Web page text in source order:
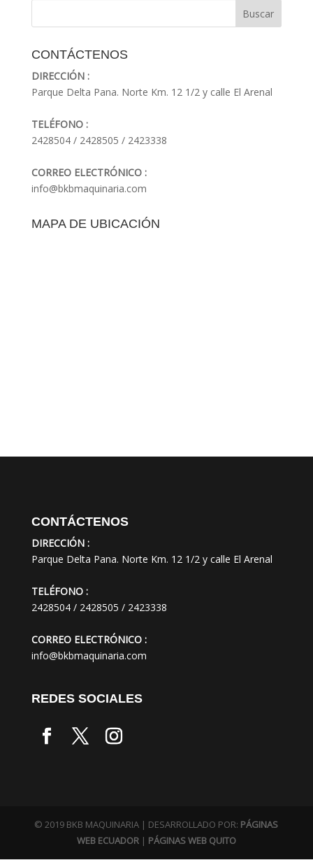
CONTÁCTENOS
DIRECCIÓN :
Parque Delta Pana. Norte Km. 12 1/2 y calle El Arenal
TELÉFONO :
2428504 / 2428505 / 2423338
CORREO ELECTRÓNICO :
info@bkbmaquinaria.com
MAPA DE UBICACIÓN
CONTÁCTENOS
DIRECCIÓN :
Parque Delta Pana. Norte Km. 12 1/2 y calle El Arenal
TELÉFONO :
2428504 / 2428505 / 2423338
CORREO ELECTRÓNICO :
info@bkbmaquinaria.com
REDES SOCIALES
© 2019 BKB MAQUINARIA | DESARROLLADO POR: PÁGINAS
WEB ECUADOR| PÁGINAS WEB QUITO